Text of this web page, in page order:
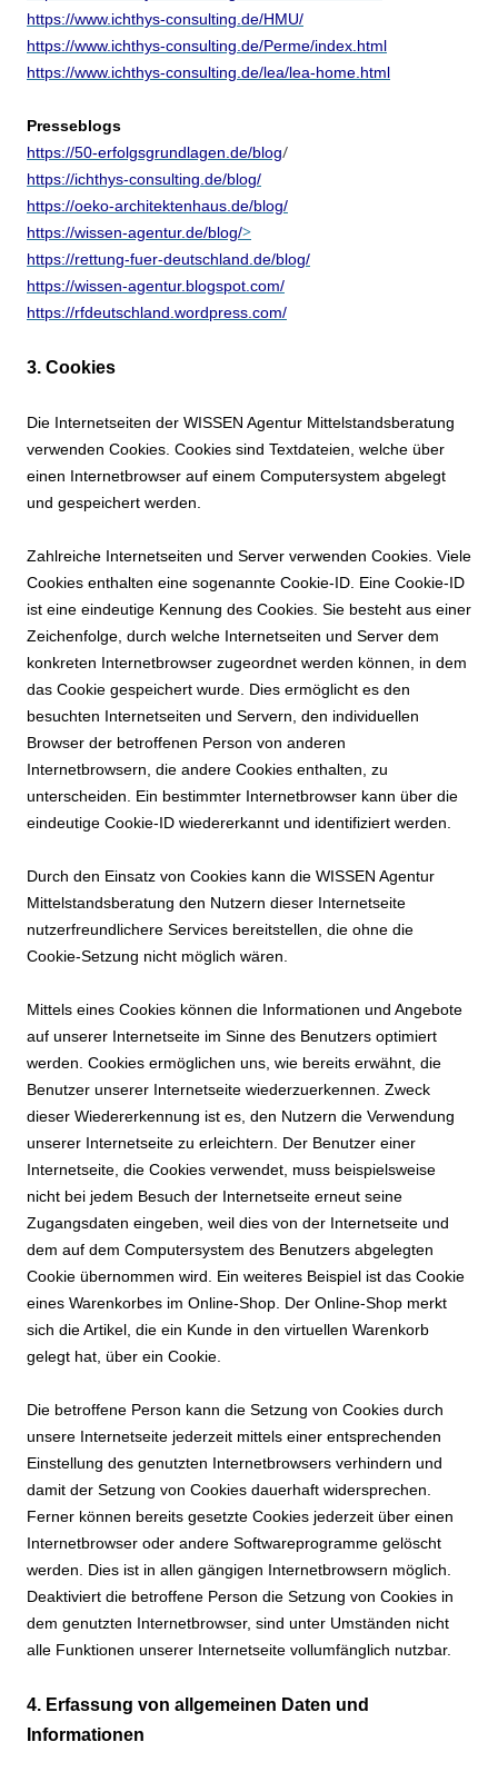
https://www.ichthys-consulting.de/HMU/
https://www.ichthys-consulting.de/Perme/index.html
https://www.ichthys-consulting.de/lea/lea-home.html
Presseblogs
https://50-erfolgsgrundlagen.de/blog/
https://ichthys-consulting.de/blog/
https://oeko-architektenhaus.de/blog/
https://wissen-agentur.de/blog/>
https://rettung-fuer-deutschland.de/blog/
https://wissen-agentur.blogspot.com/
https://rfdeutschland.wordpress.com/
3. Cookies
Die Internetseiten der WISSEN Agentur Mittelstandsberatung
verwenden Cookies. Cookies sind Textdateien, welche über
einen Internetbrowser auf einem Computersystem abgelegt
und gespeichert werden.
Zahlreiche Internetseiten und Server verwenden Cookies. Viele
Cookies enthalten eine sogenannte Cookie-ID. Eine Cookie-ID
ist eine eindeutige Kennung des Cookies. Sie besteht aus einer
Zeichenfolge, durch welche Internetseiten und Server dem
konkreten Internetbrowser zugeordnet werden können, in dem
das Cookie gespeichert wurde. Dies ermöglicht es den
besuchten Internetseiten und Servern, den individuellen
Browser der betroffenen Person von anderen
Internetbrowsern, die andere Cookies enthalten, zu
unterscheiden. Ein bestimmter Internetbrowser kann über die
eindeutige Cookie-ID wiedererkannt und identifiziert werden.
Durch den Einsatz von Cookies kann die WISSEN Agentur
Mittelstandsberatung den Nutzern dieser Internetseite
nutzerfreundlichere Services bereitstellen, die ohne die
Cookie-Setzung nicht möglich wären.
Mittels eines Cookies können die Informationen und Angebote
auf unserer Internetseite im Sinne des Benutzers optimiert
werden. Cookies ermöglichen uns, wie bereits erwähnt, die
Benutzer unserer Internetseite wiederzuerkennen. Zweck
dieser Wiedererkennung ist es, den Nutzern die Verwendung
unserer Internetseite zu erleichtern. Der Benutzer einer
Internetseite, die Cookies verwendet, muss beispielsweise
nicht bei jedem Besuch der Internetseite erneut seine
Zugangsdaten eingeben, weil dies von der Internetseite und
dem auf dem Computersystem des Benutzers abgelegten
Cookie übernommen wird. Ein weiteres Beispiel ist das Cookie
eines Warenkorbes im Online-Shop. Der Online-Shop merkt
sich die Artikel, die ein Kunde in den virtuellen Warenkorb
gelegt hat, über ein Cookie.
Die betroffene Person kann die Setzung von Cookies durch
unsere Internetseite jederzeit mittels einer entsprechenden
Einstellung des genutzten Internetbrowsers verhindern und
damit der Setzung von Cookies dauerhaft widersprechen.
Ferner können bereits gesetzte Cookies jederzeit über einen
Internetbrowser oder andere Softwareprogramme gelöscht
werden. Dies ist in allen gängigen Internetbrowsern möglich.
Deaktiviert die betroffene Person die Setzung von Cookies in
dem genutzten Internetbrowser, sind unter Umständen nicht
alle Funktionen unserer Internetseite vollumfänglich nutzbar.
4. Erfassung von allgemeinen Daten und
Informationen